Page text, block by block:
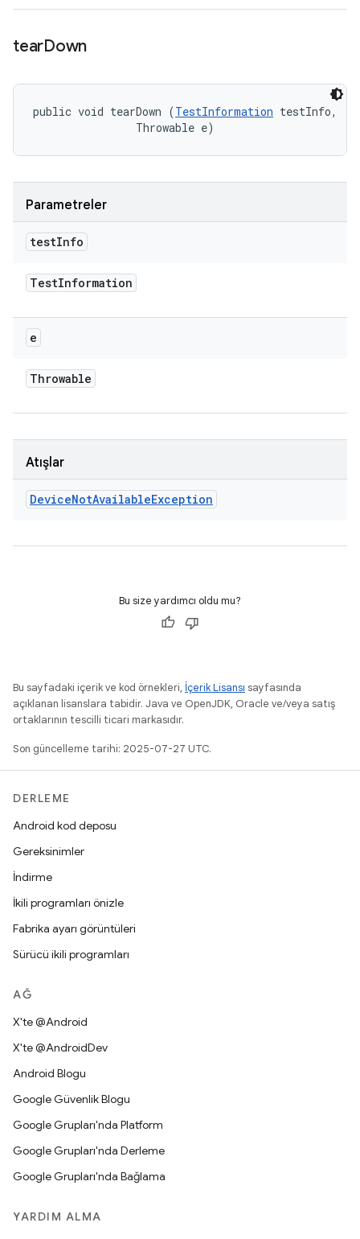
tearDown
public void tearDown (TestInformation testInfo,
                Throwable e)
Parametreler
testInfo
TestInformation
e
Throwable
Atışlar
DeviceNotAvailableException
Bu size yardımcı oldu mu?
Bu sayfadaki içerik ve kod örnekleri, İçerik Lisansı sayfasında
açıklanan lisanslara tabidir. Java ve OpenJDK, Oracle ve/veya satış
ortaklarının tescilli ticari markasıdır.
Son güncelleme tarihi: 2025-07-27 UTC.
DERLEME
Android kod deposu
Gereksinimler
İndirme
İkili programları önizle
Fabrika ayarı görüntüleri
Sürücü ikili programları
AĞ
X'te @Android
X'te @AndroidDev
Android Blogu
Google Güvenlik Blogu
Google Grupları'nda Platform
Google Grupları'nda Derleme
Google Grupları'nda Bağlama
YARDIM ALMA